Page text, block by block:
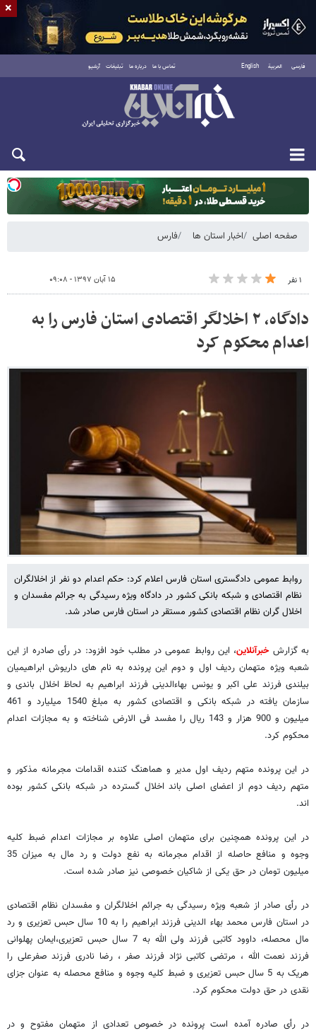
فارسی العربية English تماس با ما درباره ما تبلیغات آرشیو
یکشنبه ۱۸ مرداد ۱۴۰۵
صفحه اصلی اخبار استان ها فارس
۱ نفر ۱۵ آبان ۱۳۹۷ - ۰۹:۰۸
دادگاه، ۲ اخلالگر اقتصادی استان فارس را به
اعدام محکوم کرد
روابط عمومی دادگستری استان فارس اعلام کرد: حکم اعدام دو نفر از اخلالگران
نظام اقتصادی و شبکه بانکی کشور در دادگاه ویژه رسیدگی به جرائم مفسدان و
اخلال گران نظام اقتصادی کشور مستقر در استان فارس صادر شد.
به گزارشخبرآنلاین، این روابط عمومی در مطلب خود افزود: در رأی صادره از این
شعبه ویژه متهمان ردیف اول و دوم این پرونده به نام های داریوش ابراهیمیان
بیلندی فرزند علی اکبر و یونس بهاءالدینی فرزند ابراهیم به لحاظ اخلال باندی و
سازمان یافته در شبکه بانکی و اقتصادی کشور به مبلغ 1540 میلیارد و 461
میلیون و 900 هزار و 143 ریال را مفسد فی الارض شناخته و به مجازات اعدام
محکوم کرد.
در این پرونده متهم ردیف اول مدیر و هماهنگ کننده اقدامات مجرمانه مذکور و
متهم ردیف دوم از اعضای اصلی باند اخلال گسترده در شبکه بانکی کشور بوده
اند.
در این پرونده همچنین برای متهمان اصلی علاوه بر مجازات اعدام ضبط کلیه
وجوه و منافع حاصله از اقدام مجرمانه به نفع دولت و رد مال به میزان 35
میلیون تومان در حق یکی از شاکیان خصوصی نیز صادر شده است.
در رأی صادر از شعبه ویژه رسیدگی به جرائم اخلالگران و مفسدان نظام اقتصادی
در استان فارس محمد بهاء الدینی فرزند ابراهیم را به 10 سال حبس تعزیری و رد
مال محصله، داوود کاتبی فرزند ولی الله به 7 سال حبس تعزیری،ایمان پهلوانی
فرزند نعمت الله ، مرتضی کاتبی نژاد فرزند صفر ، رضا نادری فرزند صفرعلی را
هریک به 5 سال حبس تعزیری و ضبط کلیه وجوه و منافع محصله به عنوان جزای
نقدی در حق دولت محکوم کرد.
در رأی صادره آمده است پرونده در خصوص تعدادی از متهمان مفتوح و در
×